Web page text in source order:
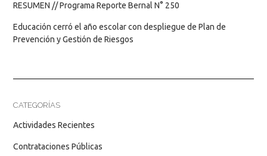
RESUMEN // Programa Reporte Bernal N° 250
Educación cerró el año escolar con despliegue de Plan de
Prevención y Gestión de Riesgos
CATEGORÍAS
Actividades Recientes
Contrataciones Públicas